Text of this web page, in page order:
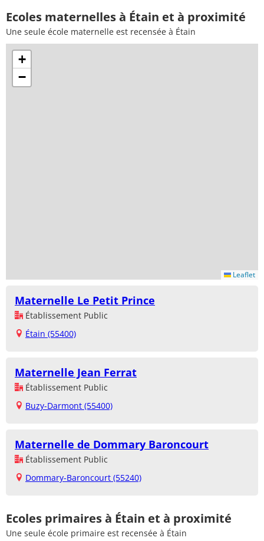
Ecoles maternelles à Étain et à proximité
Une seule école maternelle est recensée à Étain
+
−
Leaflet
Maternelle Le Petit Prince
Établissement Public
Étain (55400)
Maternelle Jean Ferrat
Établissement Public
Buzy-Darmont (55400)
Maternelle de Dommary Baroncourt
Établissement Public
Dommary-Baroncourt (55240)
Ecoles primaires à Étain et à proximité
Une seule école primaire est recensée à Étain